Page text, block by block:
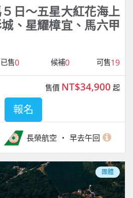
５日～五星大紅花海上
、星耀樟宜、馬六甲
已售0 候補0 可售19
長榮航空 早去午回
售價 NT$34,900 起
報名
團體